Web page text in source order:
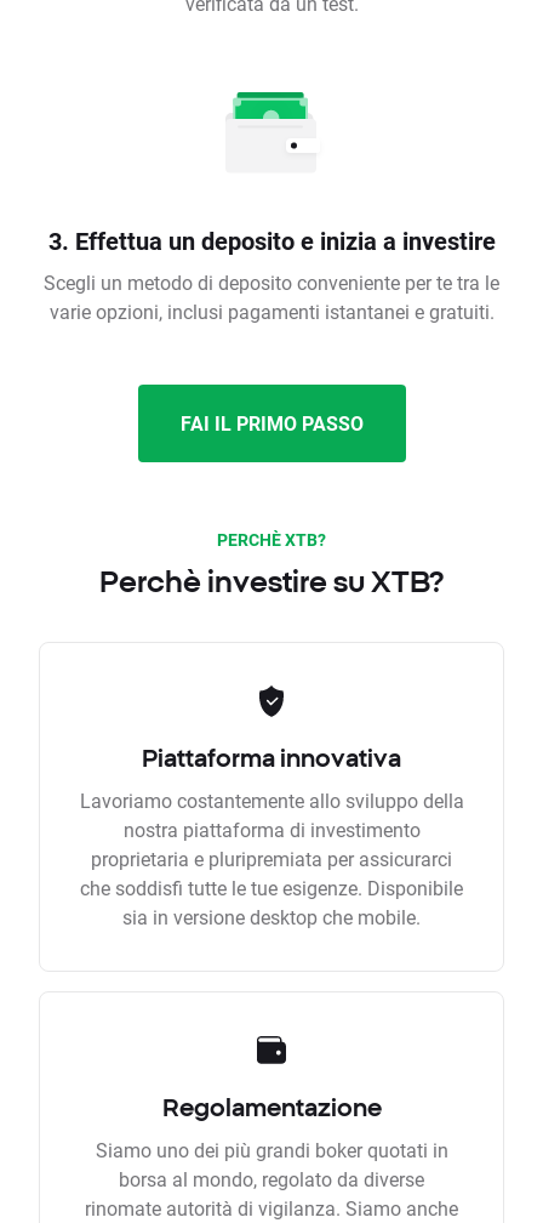
3. Effettua un deposito e inizia a investire
Scegli un metodo di deposito conveniente per te tra le
varie opzioni, inclusi pagamenti istantanei e gratuiti.
FAI IL PRIMO PASSO
PERCHÈ XTB?
Perchè investire su XTB?
Piattaforma innovativa
Lavoriamo costantemente allo sviluppo della
nostra piattaforma di investimento
proprietaria e pluripremiata per assicurarci
che soddisfi tutte le tue esigenze. Disponibile
sia in versione desktop che mobile.
Regolamentazione
Siamo uno dei più grandi boker quotati in
borsa al mondo, regolato da diverse
rinomate autorità di vigilanza. Siamo anche